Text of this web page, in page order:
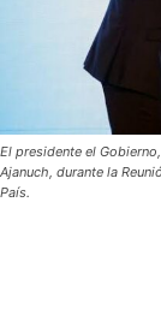
El presidente el
Ajanuch, durante la
País.